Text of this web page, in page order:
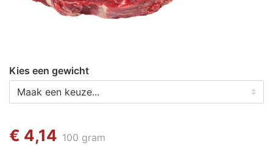
Kies een gewicht
€ 4,14 100 gram